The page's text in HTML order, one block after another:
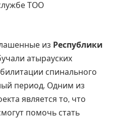
ТОО
из Республики
атырауских
спинального
период. Одним из
является то, что
помочь стать